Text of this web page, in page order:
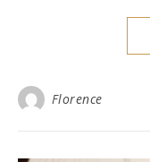
Florence